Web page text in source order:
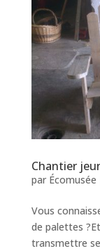
Chantier
par Écomusée
Vous
de palettes
transmettre